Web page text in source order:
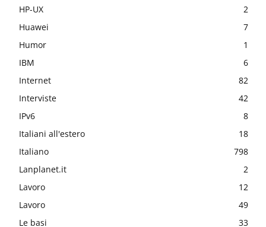
HP-UX
2
Huawei
7
Humor
1
IBM
6
Internet
82
Interviste
42
IPv6
8
Italiani all'estero
18
Italiano
798
Lanplanet.it
2
Lavoro
12
Lavoro
49
Le basi
33